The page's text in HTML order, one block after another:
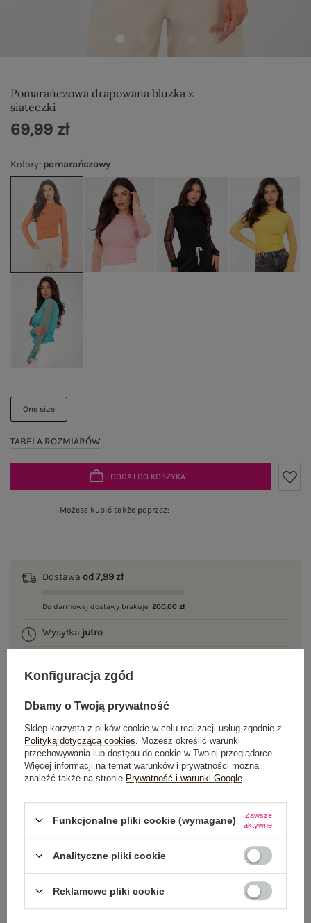
Pomarańczowa drapowana bluzka z
siateczki
Kolory: pomarańczowy
One size
TABELA ROZMIARÓW
69,99 zł
DODAJ DO KOSZYKA
Możesz kupić także poprzez:
Dostawa od 7,99 zł
Do darmowej dostawy brakuje 200,00 zł
Wysyłka jutro
OPIS PRODUKTU
GŁÓWNE PARAMETRY
WYSYŁKA I DOSTAWA
ZWROTY I REKLAMACJE
OSTATNIO OGLĄDANE
Konfiguracja zgód
Dbamy o Twoją prywatność
Sklep korzysta z plików cookie w celu realizacji usług zgodnie z
Polityką dotyczącą cookies . Możesz określić warunki
przechowywania lub dostępu do cookie w Twojej przeglądarce.
Więcej informacji na temat warunków i prywatności można
znaleźć także na stronie Prywatność i warunki Google
Funkcjonalne pliki cookie (wymagane)
Zawsze
aktywne
Analityczne pliki cookie
Reklamowe pliki cookie